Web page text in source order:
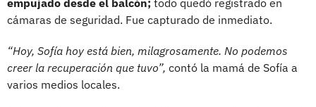
cámaras de seguridad. Fue capturado de inmediato.
“Hoy, Sofía hoy está bien, milagrosamente. No podemos
creer la recuperación que tuvo”, contó la mamá de Sofía a
varios medios locales.